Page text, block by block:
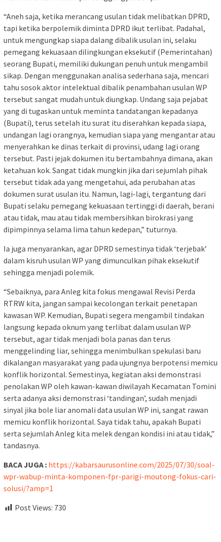
“Aneh saja, ketika merancang usulan tidak melibatkan DPRD,
tapi ketika berpolemik diminta DPRD ikut terlibat. Padahal,
untuk mengungkap siapa dalang dibalik usulan ini, selaku
pemegang kekuasaan dilingkungan eksekutif (Pemerintahan)
seorang Bupati, memiliki dukungan penuh untuk mengambil
sikap. Dengan menggunakan analisa sederhana saja, mencari
tahu sosok aktor intelektual dibalik penambahan usulan WP
tersebut sangat mudah untuk diungkap. Undang saja pejabat
yang di tugaskan untuk meminta tandatangan kepadanya
(Bupati), terus setelah itu surat itu diserahkan kepada siapa,
undangan lagi orangnya, kemudian siapa yang mengantar atau
menyerahkan ke dinas terkait di provinsi, udang lagi orang
tersebut. Pasti jejak dokumen itu bertambahnya dimana, akan
ketahuan kok. Sangat tidak mungkin jika dari sejumlah pihak
tersebut tidak ada yang mengetahui, ada perubahan atas
dokumen surat usulan itu. Namun, lagi-lagi, tergantung dari
Bupati selaku pemegang kekuasaan tertinggi di daerah, berani
atau tidak, mau atau tidak membersihkan birokrasi yang
dipimpinnya selama lima tahun kedepan,” tuturnya.
Ia juga menyarankan, agar DPRD semestinya tidak ‘terjebak’
dalam kisruh usulan WP yang dimunculkan pihak eksekutif
sehingga menjadi polemik.
“Sebaiknya, para Anleg kita fokus mengawal Revisi Perda
RTRW kita, jangan sampai kecolongan terkait penetapan
kawasan WP. Kemudian, Bupati segera mengambil tindakan
langsung kepada oknum yang terlibat dalam usulan WP
tersebut, agar tidak menjadi bola panas dan terus
menggelinding liar, sehingga menimbulkan spekulasi baru
dikalangan masyarakat yang pada ujungnya berpotensi memicu
konflik horizontal. Semestinya, kegiatan aksi demonstrasi
penolakan WP oleh kawan-kawan diwilayah Kecamatan Tomini
serta adanya aksi demonstrasi ‘tandingan’, sudah menjadi
sinyal jika bole liar anomali data usulan WP ini, sangat rawan
memicu konflik horizontal. Saya tidak tahu, apakah Bupati
serta sejumlah Anleg kita melek dengan kondisi ini atau tidak,”
tandasnya.
BACA JUGA : https://kabarsaurusonline.com/2025/07/30/soal-
wpr-wabup-minta-komponen-fpr-parigi-moutong-fokus-cari-
solusi/?amp=1
Post Views: 730